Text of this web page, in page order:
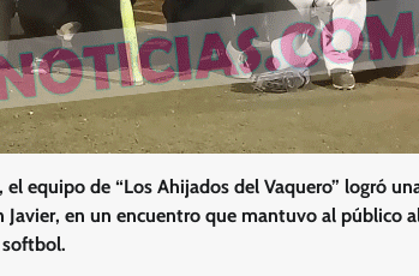
equipo de “Los Ahijados del Vaquero” logró
Javier, en un encuentro que mantuvo al público